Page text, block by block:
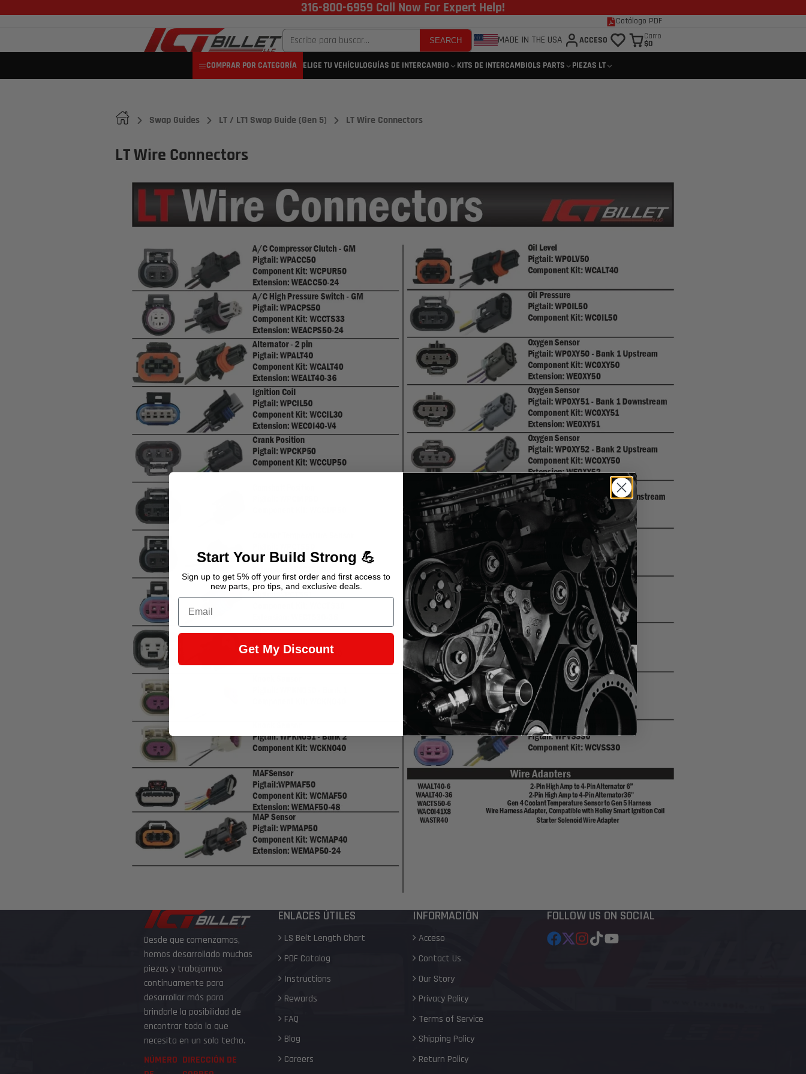
316-800-6959 Call Now For Expert Help!
Catálogo PDF
SEARCH MADE IN THE USA ACCESO Carro
$0
COMPRAR POR CATEGORÍA
ELIGE TU VEHÍCULOGUÍAS DE INTERCAMBIO KITS DE INTERCAMBIOLS PARTS PIEZAS LT
Swap Guides LT / LT1 Swap Guide (Gen 5) LT Wire Connectors
LT Wire Connectors
Desde que comenzamos,
hemos desarrollado muchas
piezas y trabajamos
continuamente para
desarrollar más para
brindarle la posibilidad de
encontrar todo lo que
necesita en un solo techo.
NÚMERO DIRECCIÓN DE
ENLACES ÚTILES
LS Belt Length Chart
PDF Catalog
Instructions
Rewards
FAQ
Blog
Careers
INFORMACIÓN
Acceso
Contact Us
Our Story
Privacy Policy
Terms of Service
Shipping Policy
Return Policy
FOLLOW US ON SOCIAL
Start Your Build Strong 💪
Sign up to get 5% off your first order and first access to
new parts, pro tips, and exclusive deals.
Email
Get My Discount